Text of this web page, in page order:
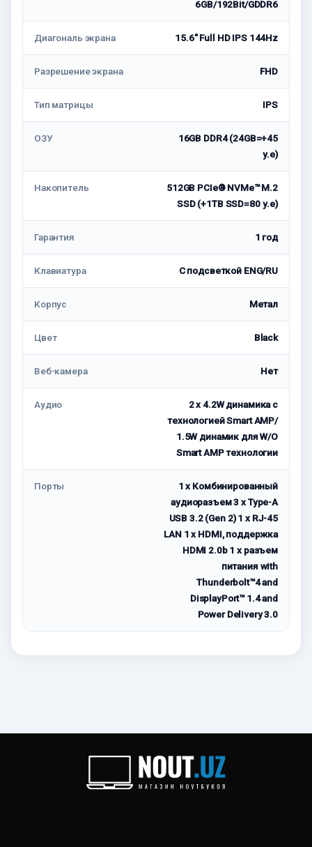
6GB/192Bit/GDDR6
Диагональ экрана 15.6″ Full HD IPS 144Hz
Разрешение экрана FHD
Тип матрицы IPS
ОЗУ
16GB DDR4 (24GB=+45
у.е)
Накопитель
512GB PCIe® NVMe™ M.2
SSD (+1TB SSD=80 у.е)
Гарантия 1 год
Клавиатура С подсветкой ENG/RU
Корпус Метал
Цвет Black
Веб-камера Нет
Аудио
2 x 4.2W динамика с
технологией Smart AMP/
1.5W динамик для W/O
Smart AMP технологии
Порты
1 x Комбинированный
аудиоразъем 3 x Type-A
USB 3.2 (Gen 2) 1 x RJ-45
LAN 1 x HDMI, поддержка
HDMI 2.0b 1 x разъем
питания with
Thunderbolt™4 and
DisplayPort™ 1.4 and
Power Delivery 3.0